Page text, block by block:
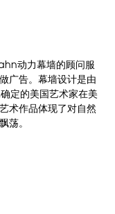
动力幕墙的顾问服
广告。幕墙设计是由
定的美国艺术家在美
术作品体现了对自然
飘荡。